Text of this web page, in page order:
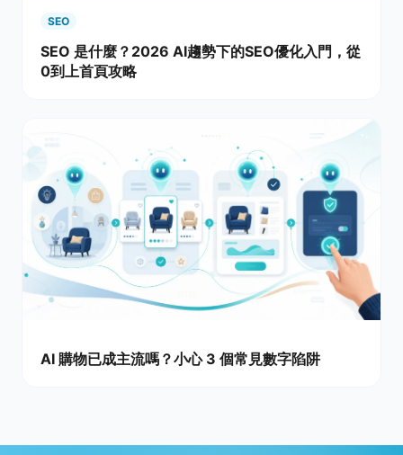
SEO
SEO 是什麼？2026 AI趨勢下的SEO優化入門，從
0到上首頁攻略
AI 購物已成主流嗎？小心 3 個常見數字陷阱